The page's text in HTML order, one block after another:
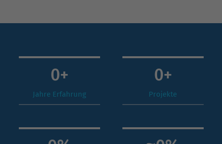
0+
Jahre Erfahrung
0+
Projekte